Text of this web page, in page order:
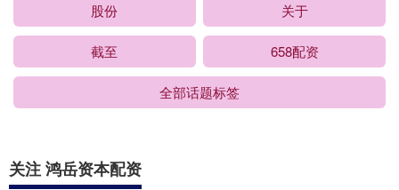
股份 关于
截至 658配资
全部话题标签
关注 鸿岳资本配资